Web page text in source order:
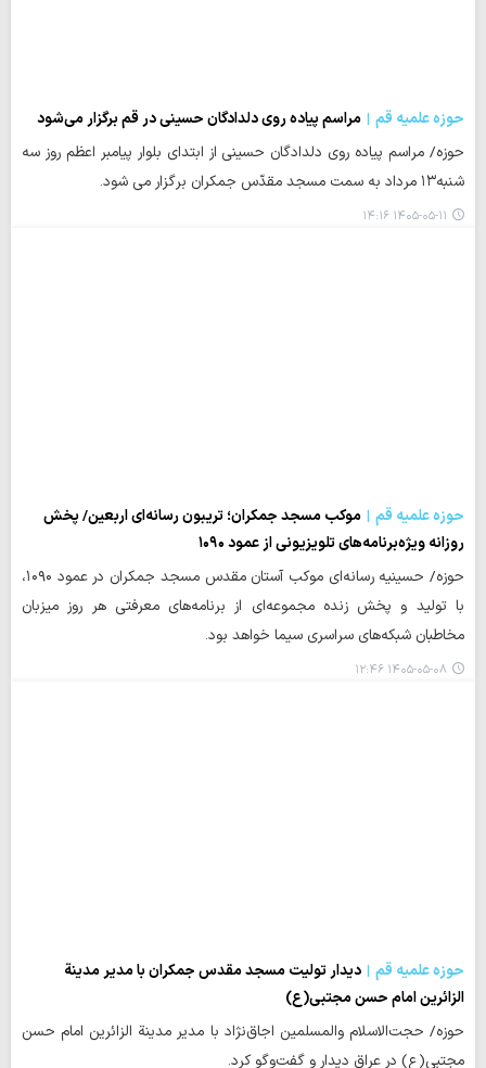
حوزه علمیه قم
مراسم پیاده روی دلدادگان حسینی در قم برگزار می‌شود
حوزه/ مراسم پیاده روی دلدادگان حسینی از ابتدای بلوار پیامبر اعظم روز سه
شنبه۱۳ مرداد به سمت مسجد مقدّس جمکران برگزار می شود.
۱۴۰۵-۰۵-۱۱ ۱۴:۱۶
حوزه علمیه قم
موکب مسجد جمکران؛ تریبون رسانه‌ای اربعین/ پخش
روزانه ویژه‌برنامه‌های تلویزیونی از عمود ۱۰۹۰
حوزه/ حسینیه رسانه‌ای موکب آستان مقدس مسجد جمکران در عمود ۱۰۹۰،
با تولید و پخش زنده مجموعه‌ای از برنامه‌های معرفتی هر روز میزبان
مخاطبان شبکه‌های سراسری سیما خواهد بود.
۱۴۰۵-۰۵-۰۸ ۱۲:۴۶
حوزه علمیه قم
دیدار تولیت مسجد مقدس جمکران با مدیر مدینة
الزائرین امام حسن مجتبی(ع)
حوزه/ حجت‌الاسلام والمسلمین اجاق‌نژاد با مدیر مدینة الزائرین امام حسن
مجتبی(ع) در عراق دیدار و گفت‌وگو کرد.